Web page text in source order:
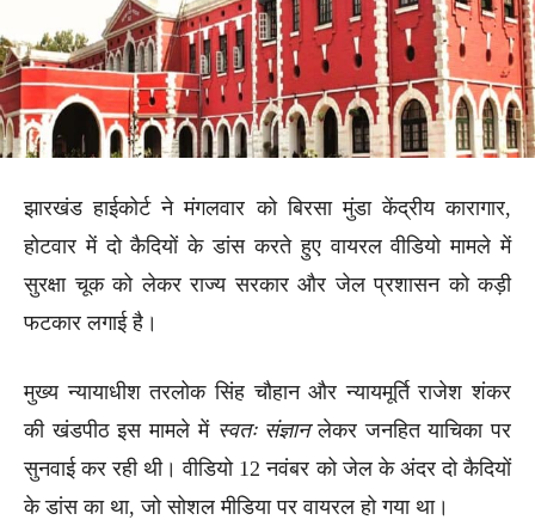
झारखंड हाईकोर्ट ने मंगलवार को बिरसा मुंडा केंद्रीय कारागार,
होटवार में दो कैदियों के डांस करते हुए वायरल वीडियो मामले में
सुरक्षा चूक को लेकर राज्य सरकार और जेल प्रशासन को कड़ी
फटकार लगाई है।
मुख्य न्यायाधीश तरलोक सिंह चौहान और न्यायमूर्ति राजेश शंकर
की खंडपीठ इस मामले में स्वतः संज्ञानलेकर जनहित याचिका पर
सुनवाई कर रही थी। वीडियो 12 नवंबर को जेल के अंदर दो कैदियों
के डांस का था, जो सोशल मीडिया पर वायरल हो गया था।